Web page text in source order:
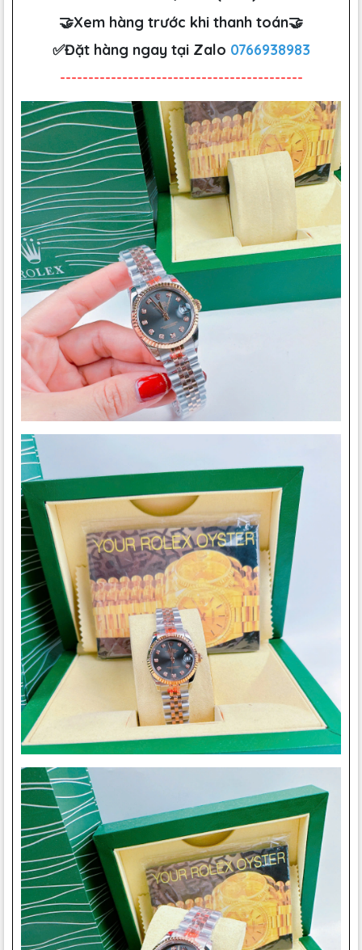
🤝Xem hàng trước khi thanh toán🤝
✅Đặt hàng ngay tại Zalo 0766938983
-------------------------------------------